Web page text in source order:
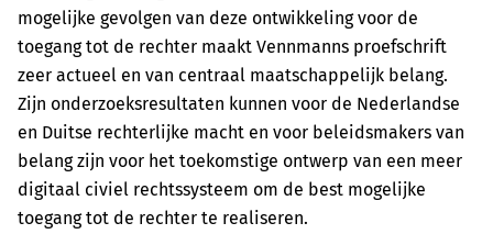
mogelijke gevolgen van deze ontwikkeling voor de
toegang tot de rechter maakt Vennmanns proefschrift
zeer actueel en van centraal maatschappelijk belang.
Zijn onderzoeksresultaten kunnen voor de Nederlandse
en Duitse rechterlijke macht en voor beleidsmakers van
belang zijn voor het toekomstige ontwerp van een meer
digitaal civiel rechtssysteem om de best mogelijke
toegang tot de rechter te realiseren.